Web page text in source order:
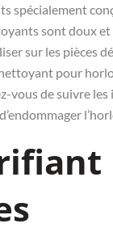
spécialement
sont doux
sur les pièces
pour
vous de suivre